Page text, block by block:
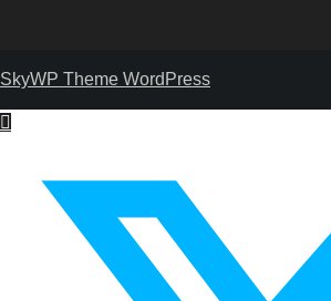
SkyWP Theme WordPress